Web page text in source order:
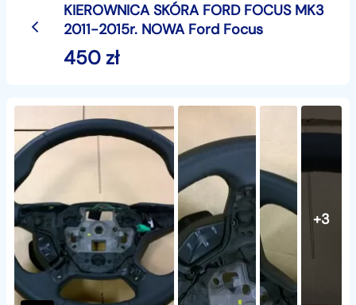
KIEROWNICA SKÓRA FORD FOCUS MK3
2011-2015r. NOWA Ford Focus
450zł
+3